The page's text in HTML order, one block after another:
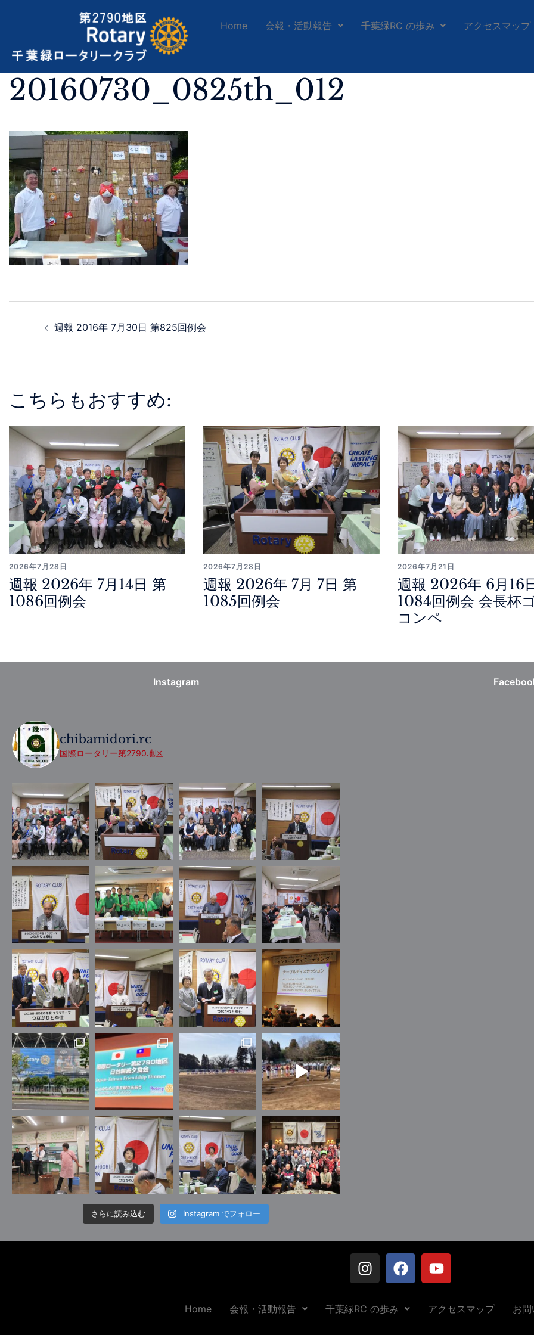
Home 会報・活動報告 千葉緑RC の歩み アクセスマップ
20160730_0825th_012
週報 2016年 7月30日 第825回例会
こちらもおすすめ:
2026年7月28日
週報 2026年 7月14日 第
1086回例会
2026年7月28日
週報 2026年 7月 7日 第
1085回例会
2026年7月21日
週報 2026年 6月16
1084回例会 会長杯
コンペ
Instagram
chibamidori.rc
国際ロータリー第2790地区
さらに読み込む Instagram でフォロー
Home 会報・活動報告 千葉緑RC の歩み アクセスマップ お